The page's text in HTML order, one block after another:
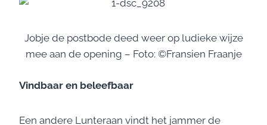
Jobje de postbode deed weer op ludieke wijze
mee aan de opening – Foto: ©Fransien Fraanje
Vindbaar en beleefbaar
Een andere Lunteraan vindt het jammer de